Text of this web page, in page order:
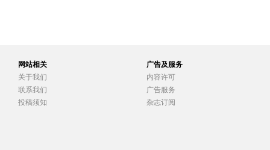
网站相关
关于我们
联系我们
投稿须知
广告及服务
内容许可
广告服务
杂志订阅